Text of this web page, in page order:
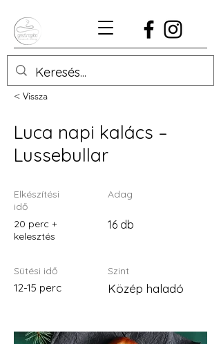
< Vissza
Luca napi kalács –
Lussebullar
Elkészítési
idő
20 perc +
kelesztés
Sütési idő
12-15 perc
Adag
16 db
Szint
Közép haladó